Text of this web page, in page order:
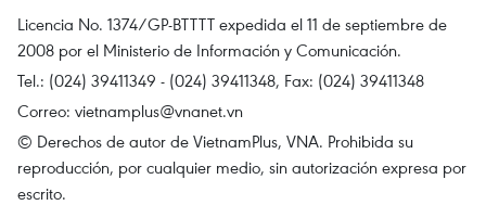
Licencia No. 1374/GP-BTTTT expedida el 11 de septiembre de
2008 por el Ministerio de Información y Comunicación.
Tel.: (024) 39411349 - (024) 39411348, Fax: (024) 39411348
Correo: vietnamplus@vnanet.vn
© Derechos de autor de VietnamPlus, VNA. Prohibida su
reproducción, por cualquier medio, sin autorización expresa por
escrito.